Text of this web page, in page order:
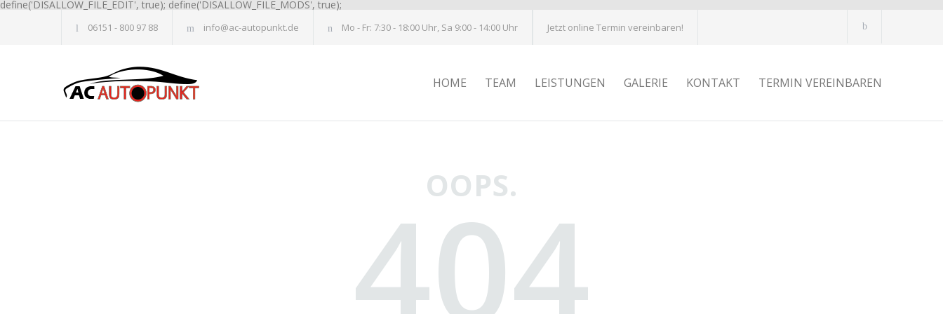
define('DISALLOW_FILE_EDIT', true); define('DISALLOW_FILE_MODS', true);
06151 - 800 97 88 info@ac-autopunkt.de Mo - Fr: 7:30 - 18:00 Uhr, Sa 9:00 - 14:00 Uhr Jetzt online Termin vereinbaren!
HOME TEAM LEISTUNGEN GALERIE KONTAKT TERMIN VEREINBAREN
OOPS.
404